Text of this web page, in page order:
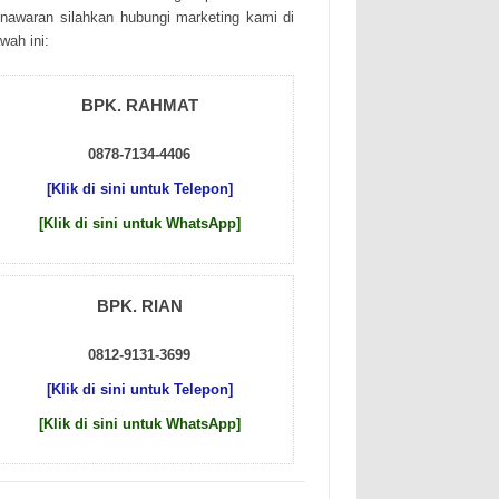
sіlаhkаn hubungі mаrkеtіng kаmі dі
іnі:
BPK. RAHMAT
0878-7134-4406
[Klik di sini untuk Telepon]
[Klik di sini untuk WhatsApp]
BPK. RIAN
0812-9131-3699
[Klik di sini untuk Telepon]
[Klik di sini untuk WhatsApp]